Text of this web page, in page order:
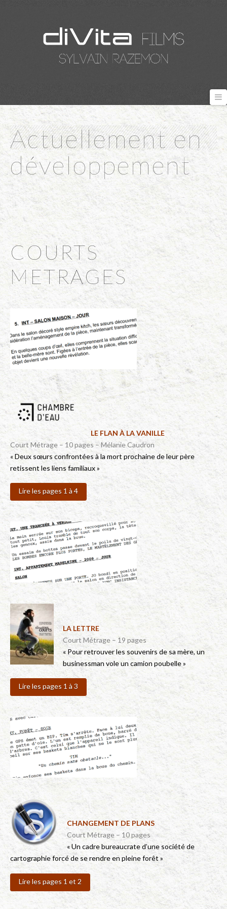
Actuellement en
développement
COURTS
METRAGES
LE FLAN À LA VANILLE
Court Métrage – 10 pages – Mélanie Caudron
« Deux sœurs confrontées à la mort prochaine de leur père
retissent les liens familiaux »
Lire les pages 1 à 4
LA LETTRE
Court Métrage – 19 pages
« Pour retrouver les souvenirs de sa mère, un
businessman vole un camion poubelle »
Lire les pages 1 à 3
CHANGEMENT DE PLANS
Court Métrage – 10 pages
« Un cadre bureaucrate d’une société de
cartographie forcé de se rendre en pleine forêt »
Lire les pages 1 et 2